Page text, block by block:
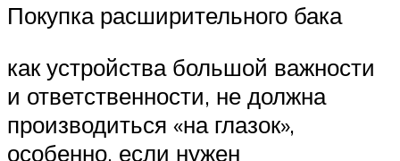
Покупка расширительного бака
как устройства большой важности
и ответственности, не должна
производиться «на глазок»,
особенно, если нужен